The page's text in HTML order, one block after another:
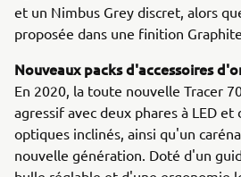
et un Nimbus Grey discret, alors
proposée dans une finition
Nouveaux packs d'accessoires
En 2020, la toute nouvelle Tracer
agressif avec deux phares à LED
optiques inclinés, ainsi qu'un
nouvelle génération. Doté d'un